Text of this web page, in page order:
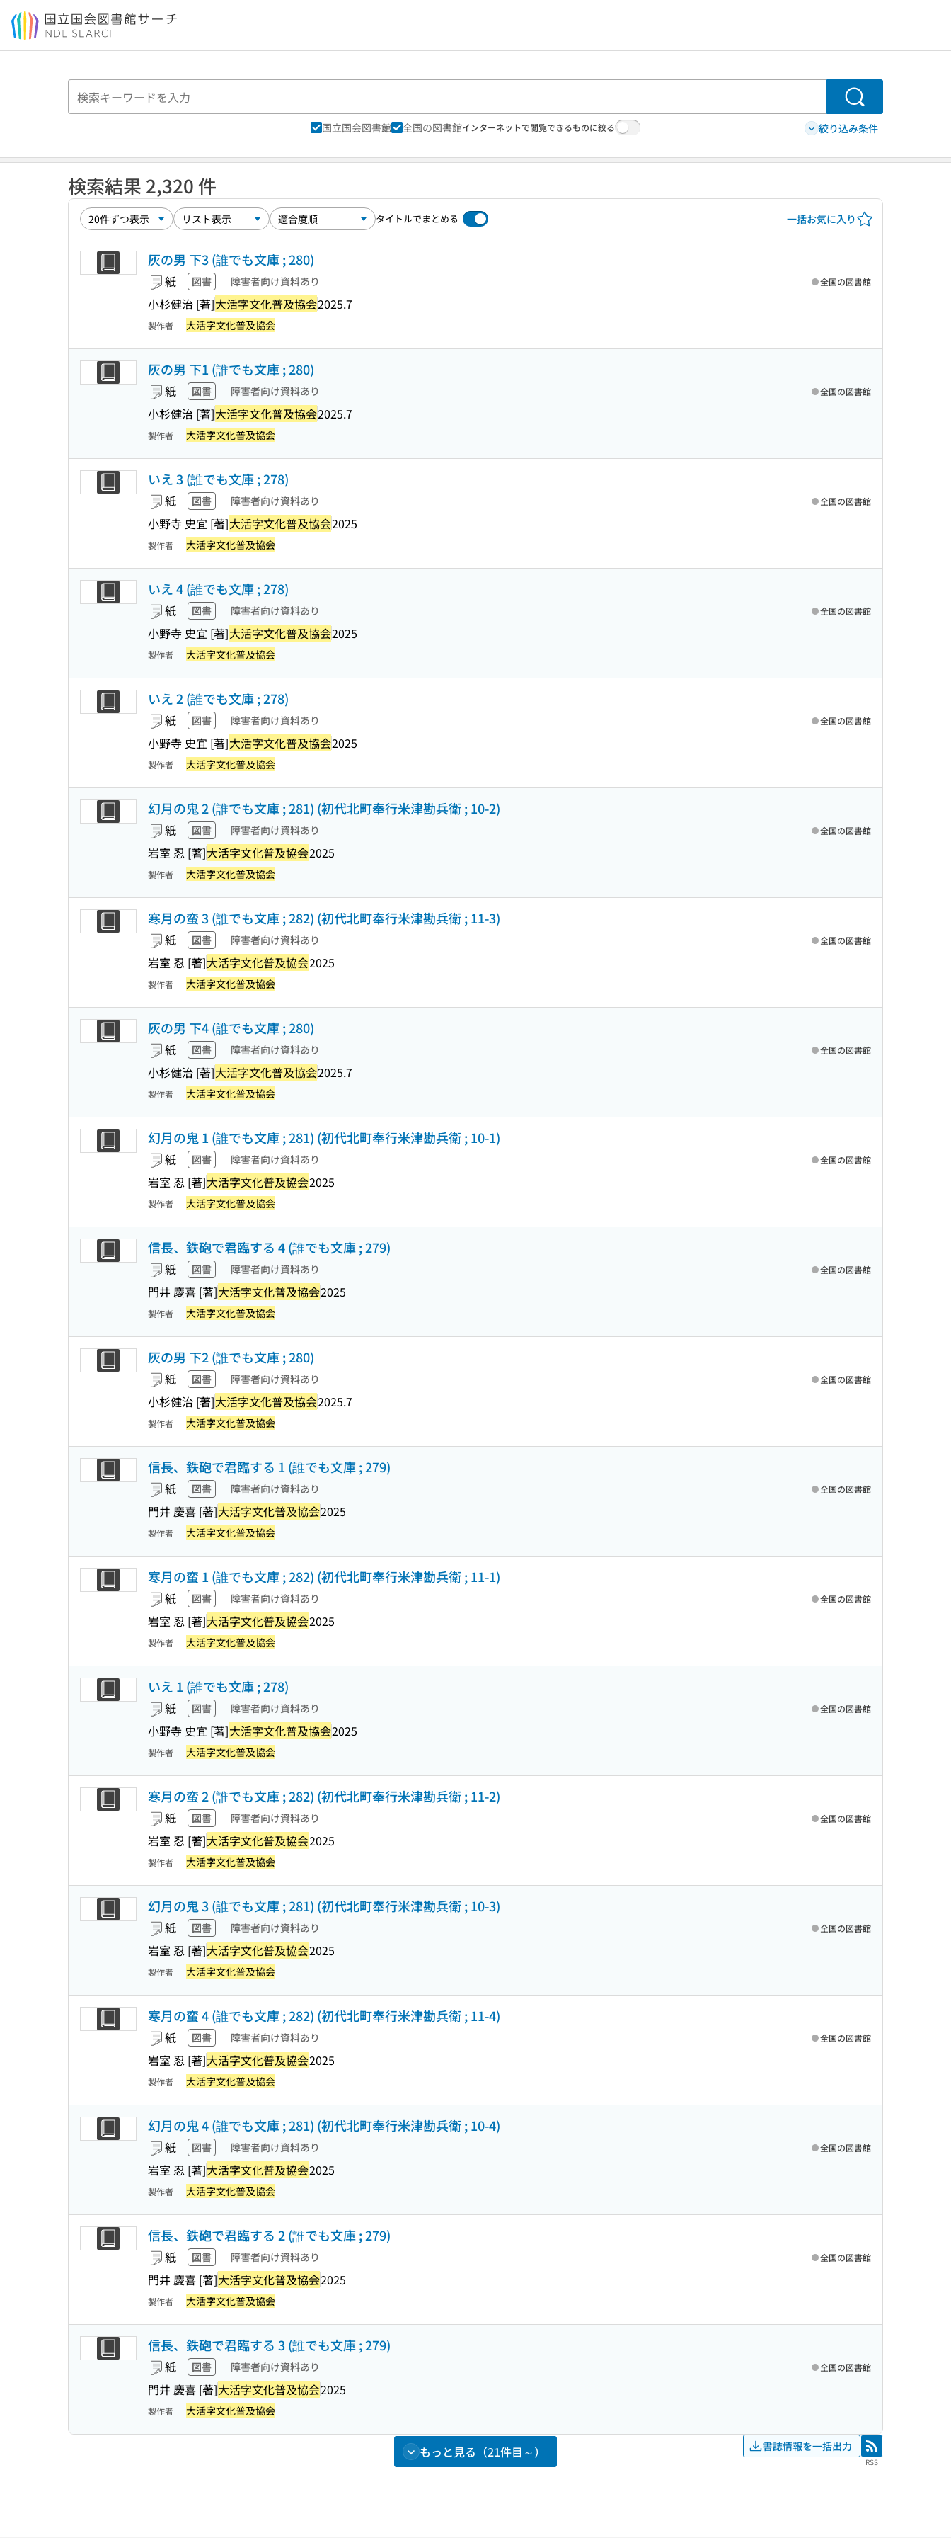
本文へ移動
検索
国立国会図書館 全国の図書館インターネットで閲覧できるものに絞る 絞り込み条件
検索結果 2,320 件
タイトルでまとめる 一括お気に入り
灰の男 下3 (誰でも文庫 ; 280)
紙 図書 障害者向け資料あり
小杉健治 [著]大活字文化普及協会2025.7
全国の図書館
製作者 大活字文化普及協会
灰の男 下1 (誰でも文庫 ; 280)
紙 図書 障害者向け資料あり
小杉健治 [著]大活字文化普及協会2025.7
全国の図書館
製作者 大活字文化普及協会
いえ 3 (誰でも文庫 ; 278)
紙 図書 障害者向け資料あり
小野寺 史宜 [著]大活字文化普及協会2025
全国の図書館
製作者 大活字文化普及協会
いえ 4 (誰でも文庫 ; 278)
紙 図書 障害者向け資料あり
小野寺 史宜 [著]大活字文化普及協会2025
全国の図書館
製作者 大活字文化普及協会
いえ 2 (誰でも文庫 ; 278)
紙 図書 障害者向け資料あり
小野寺 史宜 [著]大活字文化普及協会2025
全国の図書館
製作者 大活字文化普及協会
幻月の鬼 2 (誰でも文庫 ; 281) (初代北町奉行米津勘兵衛 ; 10-2)
紙 図書 障害者向け資料あり
岩室 忍 [著]大活字文化普及協会2025
全国の図書館
製作者 大活字文化普及協会
寒月の蛮 3 (誰でも文庫 ; 282) (初代北町奉行米津勘兵衛 ; 11-3)
紙 図書 障害者向け資料あり
岩室 忍 [著]大活字文化普及協会2025
全国の図書館
製作者 大活字文化普及協会
灰の男 下4 (誰でも文庫 ; 280)
紙 図書 障害者向け資料あり
小杉健治 [著]大活字文化普及協会2025.7
全国の図書館
製作者 大活字文化普及協会
幻月の鬼 1 (誰でも文庫 ; 281) (初代北町奉行米津勘兵衛 ; 10-1)
紙 図書 障害者向け資料あり
岩室 忍 [著]大活字文化普及協会2025
全国の図書館
製作者 大活字文化普及協会
信長、鉄砲で君臨する 4 (誰でも文庫 ; 279)
紙 図書 障害者向け資料あり
門井 慶喜 [著]大活字文化普及協会2025
全国の図書館
製作者 大活字文化普及協会
灰の男 下2 (誰でも文庫 ; 280)
紙 図書 障害者向け資料あり
小杉健治 [著]大活字文化普及協会2025.7
全国の図書館
製作者 大活字文化普及協会
信長、鉄砲で君臨する 1 (誰でも文庫 ; 279)
紙 図書 障害者向け資料あり
門井 慶喜 [著]大活字文化普及協会2025
全国の図書館
製作者 大活字文化普及協会
寒月の蛮 1 (誰でも文庫 ; 282) (初代北町奉行米津勘兵衛 ; 11-1)
紙 図書 障害者向け資料あり
岩室 忍 [著]大活字文化普及協会2025
全国の図書館
製作者 大活字文化普及協会
いえ 1 (誰でも文庫 ; 278)
紙 図書 障害者向け資料あり
小野寺 史宜 [著]大活字文化普及協会2025
全国の図書館
製作者 大活字文化普及協会
寒月の蛮 2 (誰でも文庫 ; 282) (初代北町奉行米津勘兵衛 ; 11-2)
紙 図書 障害者向け資料あり
岩室 忍 [著]大活字文化普及協会2025
全国の図書館
製作者 大活字文化普及協会
幻月の鬼 3 (誰でも文庫 ; 281) (初代北町奉行米津勘兵衛 ; 10-3)
紙 図書 障害者向け資料あり
岩室 忍 [著]大活字文化普及協会2025
全国の図書館
製作者 大活字文化普及協会
寒月の蛮 4 (誰でも文庫 ; 282) (初代北町奉行米津勘兵衛 ; 11-4)
紙 図書 障害者向け資料あり
岩室 忍 [著]大活字文化普及協会2025
全国の図書館
製作者 大活字文化普及協会
幻月の鬼 4 (誰でも文庫 ; 281) (初代北町奉行米津勘兵衛 ; 10-4)
紙 図書 障害者向け資料あり
岩室 忍 [著]大活字文化普及協会2025
全国の図書館
製作者 大活字文化普及協会
信長、鉄砲で君臨する 2 (誰でも文庫 ; 279)
紙 図書 障害者向け資料あり
門井 慶喜 [著]大活字文化普及協会2025
全国の図書館
製作者 大活字文化普及協会
信長、鉄砲で君臨する 3 (誰でも文庫 ; 279)
紙 図書 障害者向け資料あり
門井 慶喜 [著]大活字文化普及協会2025
全国の図書館
製作者 大活字文化普及協会
もっと見る（21件目～） 書誌情報を一括出力 RSS
RSS